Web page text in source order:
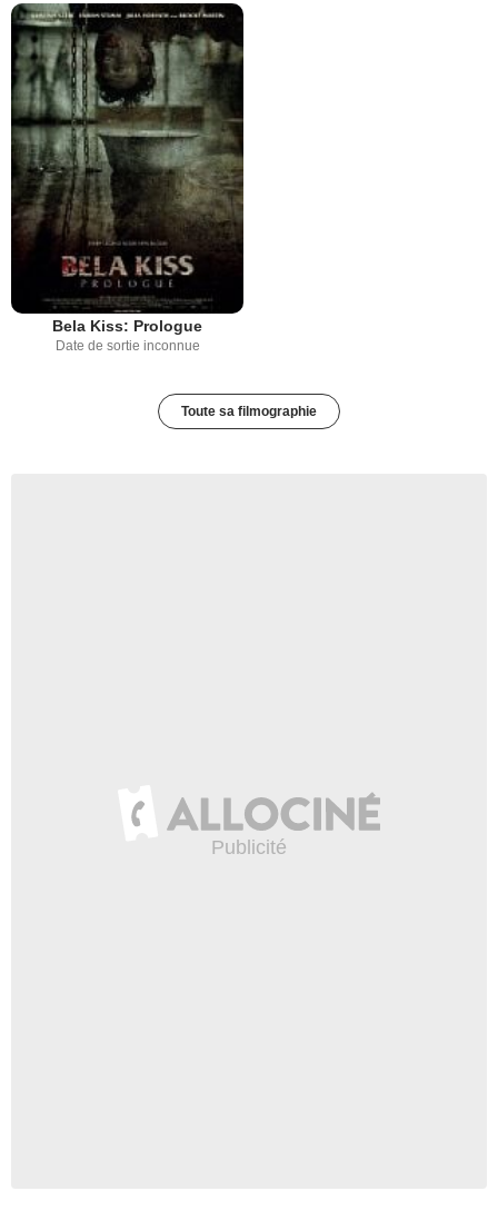
Bela Kiss: Prologue
Date de sortie inconnue
Toute sa filmographie